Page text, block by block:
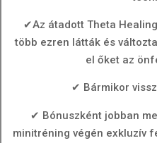
✔Az átadott Theta
több ezren látták és
el őket az
✔ Bármikor
✔ Bónuszként jobban
minitréning végén exkluzív